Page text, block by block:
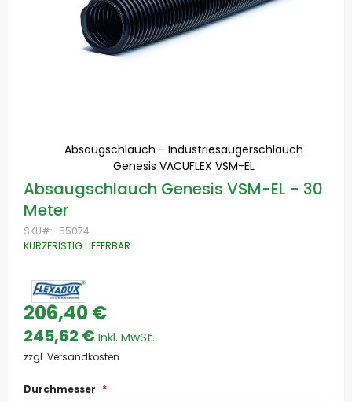
Absaugschlauch - Industriesaugerschlauch
Genesis VACUFLEX VSM-EL
Zum
Anfang
der
springen
Absaugschlauch Genesis VSM-EL - 30
Meter
SKU
55074
KURZFRISTIG LIEFERBAR
245,62 €
206,40 €
zzgl. Versandkosten
Durchmesser